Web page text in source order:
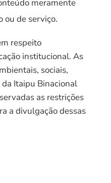
meramente
ou de serviço.
respeito
institucional. As
sociais,
Itaipu Binacional
as restrições
a divulgação dessas